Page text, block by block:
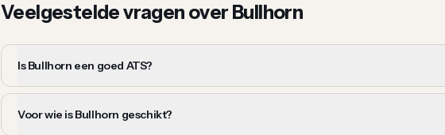
Veelgestelde vragen over Bullhorn
Is Bullhorn een goed ATS?
Voor wie is Bullhorn geschikt?